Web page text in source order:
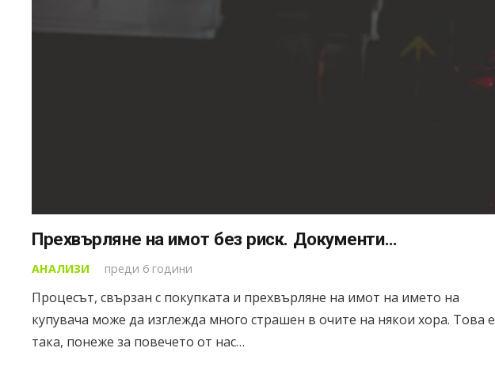
Прехвърляне на имот без риск. Документи…
АНАЛИЗИ преди 6 години
Процесът, свързан с покупката и прехвърляне на имот на името на
купувача може да изглежда много страшен в очите на някои хора. Това е
така, понеже за повечето от нас…